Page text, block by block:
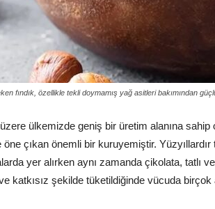
fındık, özellikle tekli doymamış yağ asitleri bakımından
ülkemizde geniş bir üretim alanına sahip
öne çıkan önemli bir kuruyemiştir. Yüzyıllardır
yer alırken aynı zamanda çikolata, tatlı
katkısız şekilde tüketildiğinde vücuda